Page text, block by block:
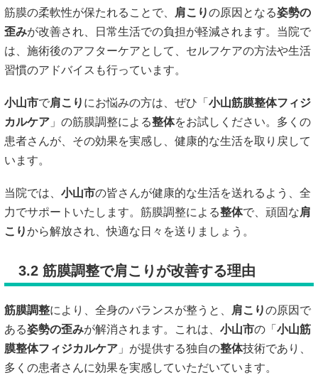
筋膜の柔軟性が保たれることで、
肩こりの原因となる姿勢の
歪みが改善され、日常生活での負担が軽減されます。当院で
は、施術後のアフターケアとして、セルフケアの方法や生活
習慣のアドバイスも行っています。
小山市で肩こり にお悩みの方は、ぜひ「 小山筋膜整体フィジ
カルケア 」の筋膜調整による整体をお試しください。多くの
患者さんが、その効果を実感し、健康的な生活を取り戻して
います。
当院では、 小山市の皆さんが健康的な生活を送れるよう、全
力でサポートいたします。筋膜調整による整体で、頑固な肩
こりから解放され、快適な日々を送りましょう。
3.2 筋膜調整で肩こりが改善する理由
筋膜調整により、全身のバランスが整うと、 肩こりの原因で
ある姿勢の歪みが解消されます。これは、 小山市の「 小山筋
膜整体フィジカルケア 」が提供する独自の整体技術であり、
多くの患者さんに効果を実感していただいています。